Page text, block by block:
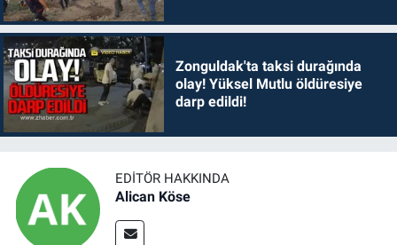
Zonguldak'ta taksi durağında
olay! Yüksel Mutlu öldüresiye
darp edildi!
EDITÖR HAKKINDA
Alican Köse